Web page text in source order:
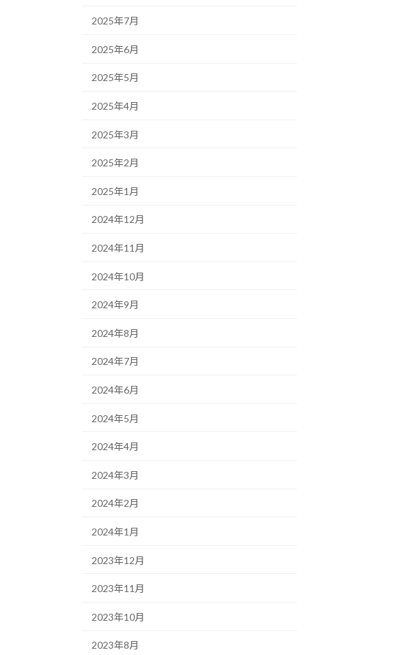
2025年7月
2025年6月
2025年5月
2025年4月
2025年3月
2025年2月
2025年1月
2024年12月
2024年11月
2024年10月
2024年9月
2024年8月
2024年7月
2024年6月
2024年5月
2024年4月
2024年3月
2024年2月
2024年1月
2023年12月
2023年11月
2023年10月
2023年8月